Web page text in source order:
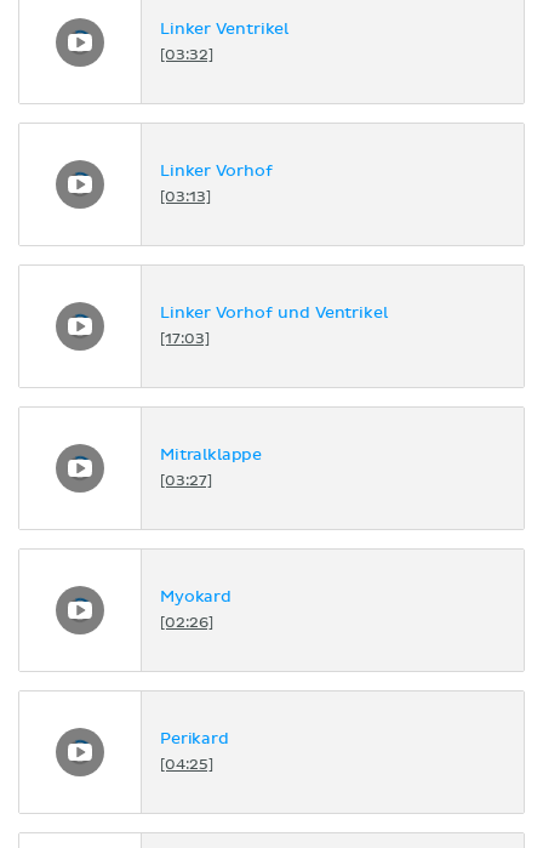
Linker Ventrikel
[03:32]
Linker Vorhof
[03:13]
Linker Vorhof und Ventrikel
[17:03]
Mitralklappe
[03:27]
Myokard
[02:26]
Perikard
[04:25]